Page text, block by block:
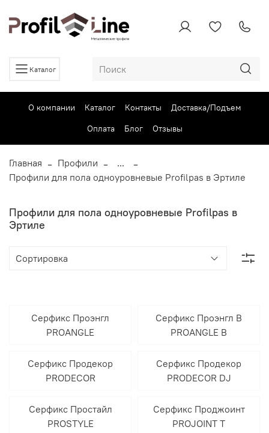
Каталог
О компании Каталог Контакты
Доставка/Подъем
Оплата
Блог Отзывы
Главная Профили
...
Профили для пола одноуровневые Profilpas в Эртиле
Профили для пола одноуровневые Profilpas в
Эртиле
Серфикс Проэнгл
PROANGLE
Серфикс Проэнгл В
PROANGLE B
Серфикс Продекор
PRODECOR
Серфикс Продекор
PRODECOR DJ
Серфикс Простайл
PROSTYLE
Серфикс Проджоинт
PROJOINT T